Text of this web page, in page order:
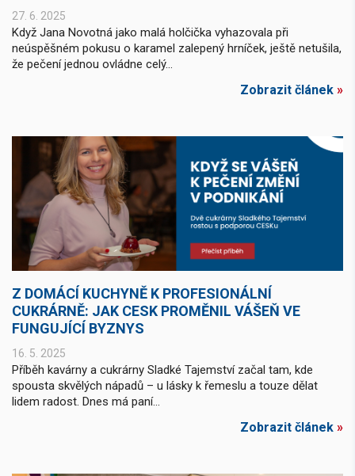
27. 6. 2025
Když Jana Novotná jako malá holčička vyhazovala při
neúspěšném pokusu o karamel zalepený hrníček, ještě netušila,
že pečení jednou ovládne celý...
Zobrazit článek »
Z DOMÁCÍ KUCHYNĚ K PROFESIONÁLNÍ
CUKRÁRNĚ: JAK CESK PROMĚNIL VÁŠEŇ VE
FUNGUJÍCÍ BYZNYS
16. 5. 2025
Příběh kavárny a cukrárny Sladké Tajemství začal tam, kde
spousta skvělých nápadů – u lásky k řemeslu a touze dělat
lidem radost. Dnes má paní...
Zobrazit článek »